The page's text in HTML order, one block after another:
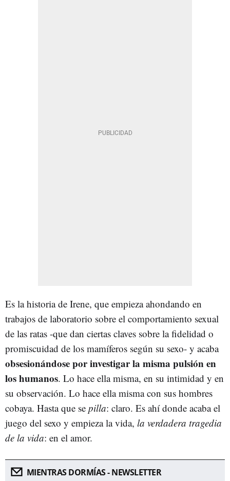
Es la historia de Irene, que empieza ahondando en
trabajos de laboratorio sobre el comportamiento sexual
de las ratas -que dan ciertas claves sobre la fidelidad o
promiscuidad de los mamíferos según su sexo- y acaba
obsesionándose por investigar la misma pulsión en
los humanos. Lo hace ella misma, en su intimidad y en
su observación. Lo hace ella misma con sus hombres
cobaya. Hasta que se pilla: claro. Es ahí donde acaba el
juego del sexo y empieza la vida, la verdadera tragedia
de la vida: en el amor.
MIENTRAS DORMÍAS - NEWSLETTER